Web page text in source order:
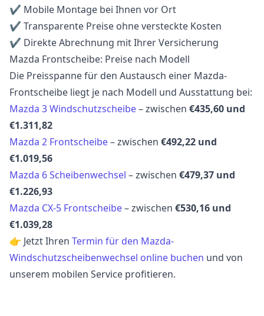
✔ Mobile Montage bei Ihnen vor Ort
✔ Transparente Preise ohne versteckte Kosten
✔ Direkte Abrechnung mit Ihrer Versicherung
Mazda Frontscheibe: Preise nach Modell
Die Preisspanne für den Austausch einer Mazda-
Frontscheibe liegt je nach Modell und Ausstattung bei:
Mazda 3 Windschutzscheibe– zwischen €435,60 und
€1.311,82
Mazda 2 Frontscheibe– zwischen €492,22 und
€1.019,56
Mazda 6 Scheibenwechsel – zwischen €479,37 und
€1.226,93
Mazda CX-5 Frontscheibe– zwischen €530,16 und
€1.039,28
👉 Jetzt Ihren Termin für den Mazda-
Windschutzscheibenwechsel online buchen und von
unserem mobilen Service profitieren.